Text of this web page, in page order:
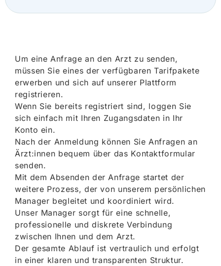
Um eine Anfrage an den Arzt zu senden,
müssen Sie eines der verfügbaren Tarifpakete
erwerben und sich auf unserer Plattform
registrieren.
Wenn Sie bereits registriert sind, loggen Sie
sich einfach mit Ihren Zugangsdaten in Ihr
Konto ein.
Nach der Anmeldung können Sie Anfragen an
Ärzt:innen bequem über das Kontaktformular
senden.
Mit dem Absenden der Anfrage startet der
weitere Prozess, der von unserem persönlichen
Manager begleitet und koordiniert wird.
Unser Manager sorgt für eine schnelle,
professionelle und diskrete Verbindung
zwischen Ihnen und dem Arzt.
Der gesamte Ablauf ist vertraulich und erfolgt
in einer klaren und transparenten Struktur.